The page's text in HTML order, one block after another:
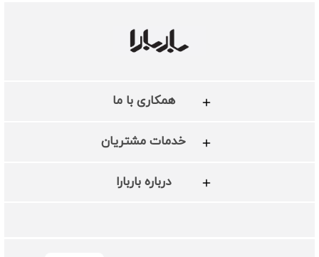
همکاری با ما
خدمات مشتریان
درباره باربارا